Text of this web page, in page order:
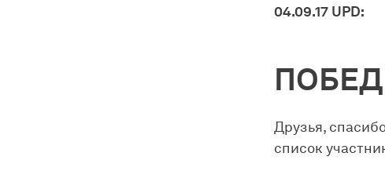
04.09.17 UPD:
Друзья,
список